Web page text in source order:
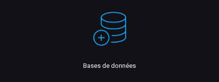
Bases de données